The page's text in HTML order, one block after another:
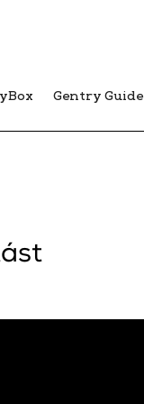
Gentry Guide